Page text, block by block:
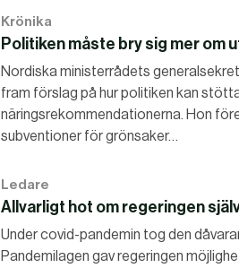
Krönika
Politiken måste bry sig mer om
Nordiska ministerrådets
fram förslag på hur politiken kan
näringsrekommendationerna. Hon
subventioner för grönsaker…
Ledare
Allvarligt hot om regeringen
Under covid-pandemin tog den
Pandemilagen gav regeringen